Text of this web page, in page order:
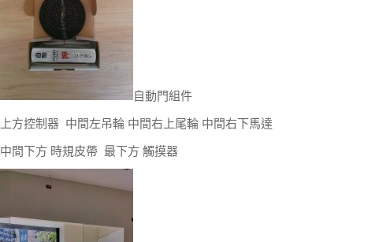
自動門組件
上方控制器 中間左吊輪 中間右上尾輪 中間右下馬達
中間下方 時規皮帶 最下方 觸摸器